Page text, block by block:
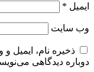
ایمیل *
وب‌ سایت
ذخیره نام، ایمیل
دوباره دیدگاهی